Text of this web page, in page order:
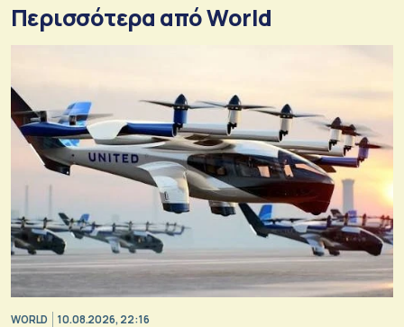
Περισσότερα από World
WORLD 10.08.2026, 22:16